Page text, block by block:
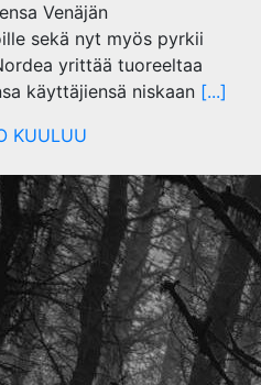
Venäjän
sekä nyt myös pyrkii
yrittää tuoreeltaa
käyttäjiensä niskaan [...]
KUULUU